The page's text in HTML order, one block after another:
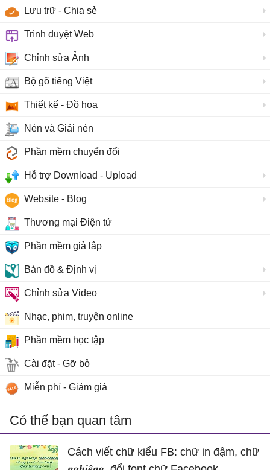
Lưu trữ - Chia sẻ
Trình duyệt Web
Chỉnh sửa Ảnh
Bộ gõ tiếng Việt
Thiết kế - Đồ họa
Nén và Giải nén
Phần mềm chuyển đổi
Hỗ trợ Download - Upload
Website - Blog
Thương mại Điện tử
Phần mềm giả lập
Bản đồ & Định vị
Chỉnh sửa Video
Nhạc, phim, truyện online
Phần mềm học tập
Cài đặt - Gỡ bỏ
Miễn phí - Giảm giá
Có thể bạn quan tâm
Cách viết chữ kiểu FB: chữ in đậm, chữ